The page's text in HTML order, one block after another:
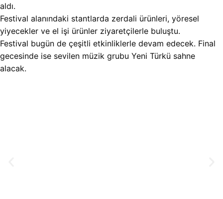
aldı.
Festival alanındaki stantlarda zerdali ürünleri, yöresel
yiyecekler ve el işi ürünler ziyaretçilerle buluştu.
Festival bugün de çeşitli etkinliklerle devam edecek. Final
gecesinde ise sevilen müzik grubu Yeni Türkü sahne
alacak.